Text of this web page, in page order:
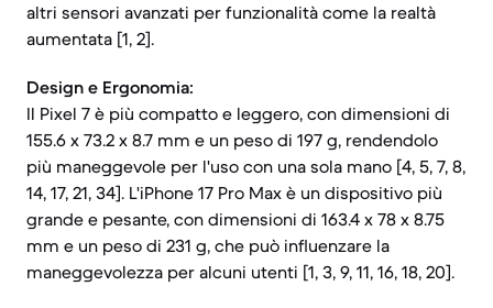
altri sensori avanzati per funzionalità come la realtà
aumentata [1, 2].
Design e Ergonomia:
Il Pixel 7 è più compatto e leggero, con dimensioni di
155.6 x 73.2 x 8.7 mm e un peso di 197 g, rendendolo
più maneggevole per l'uso con una sola mano [4, 5, 7, 8,
14, 17, 21, 34]. L'iPhone 17 Pro Max è un dispositivo più
grande e pesante, con dimensioni di 163.4 x 78 x 8.75
mm e un peso di 231 g, che può influenzare la
maneggevolezza per alcuni utenti [1, 3, 9, 11, 16, 18, 20].